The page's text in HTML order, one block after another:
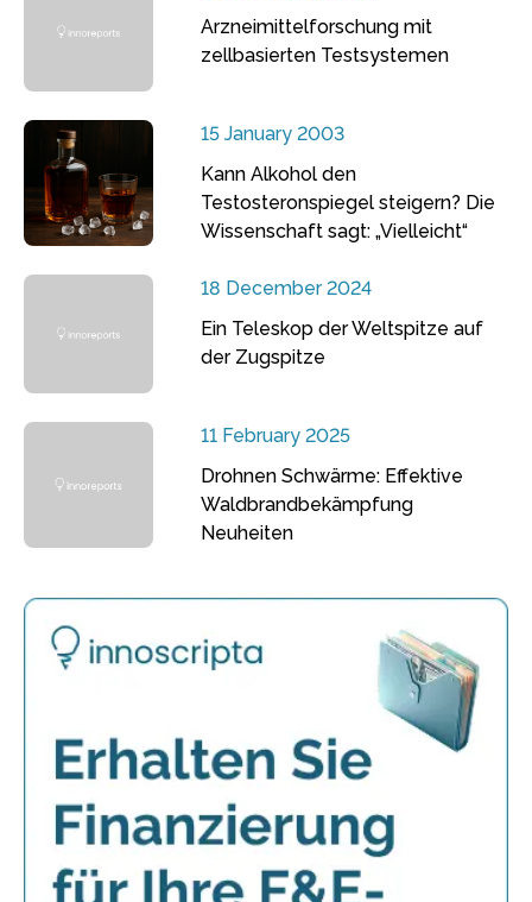
Arzneimittelforschung mit
zellbasierten Testsystemen
15 January 2003
Kann Alkohol den
Testosteronspiegel steigern? Die
Wissenschaft sagt: „Vielleicht“
18 December 2024
Ein Teleskop der Weltspitze auf
der Zugspitze
11 February 2025
Drohnen Schwärme: Effektive
Waldbrandbekämpfung
Neuheiten